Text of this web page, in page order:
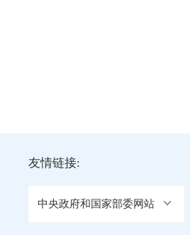
友情链接:
中央政府和国家部委网站